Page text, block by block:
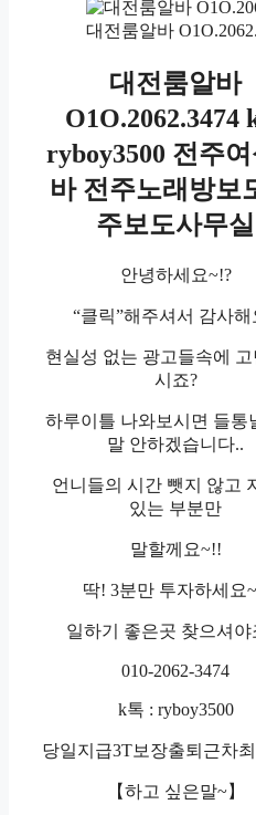
대전룸알바
대전룸알바
O1O.2062.3474
ryboy3500 전주
바 전주노래방보
주보도사무실
안녕하세요~!?
“클릭”해주셔서 감사해
현실성 없는 광고들속에 고
시죠?
하루이틀 나와보시면 들통
말 안하겠습니다..
언니들의 시간 뺏지 않고
있는 부분만
말할께요~!!
딱! 3분만 투자하세요
일하기 좋은곳 찾으셔야
010-2062-3474
k톡 : ryboy3500
당일지급3T보장출퇴근차
【하고 싶은말~】